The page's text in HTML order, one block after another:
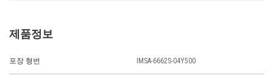
제품정보
포장 형번 IMSA-6662S-04Y500